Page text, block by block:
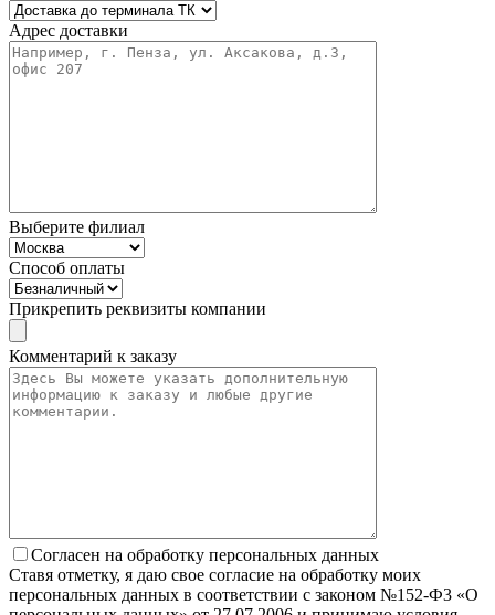
Адрес доставки
Выберите филиал
Способ оплаты
Прикрепить реквизиты компании
Комментарий к заказу
Согласен на обработку персональных данных
Ставя отметку, я даю свое согласие на обработку моих
персональных данных в соответствии с законом №152-Ф3 «О